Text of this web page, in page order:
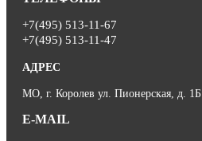
+7(495) 513-11-67
+7(495) 513-11-47
АДРЕС
МО, г. Королев ул. Пионерская, д. 1Б
E-MAIL